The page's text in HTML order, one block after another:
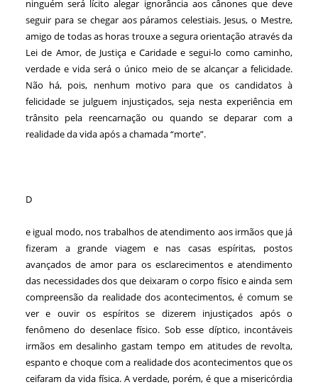
ninguém será lícito alegar ignorância aos cânones que deve
seguir para se chegar aos páramos celestiais. Jesus, o Mestre,
amigo de todas as horas trouxe a segura orientação através da
Lei de Amor, de Justiça e Caridade e segui-lo como caminho,
verdade e vida será o único meio de se alcançar a felicidade.
Não há, pois, nenhum motivo para que os candidatos à
felicidade se julguem injustiçados, seja nesta experiência em
trânsito pela reencarnação ou quando se deparar com a
realidade da vida após a chamada “morte”.
D
e igual modo, nos trabalhos de atendimento aos irmãos que já
fizeram a grande viagem e nas casas espíritas, postos
avançados de amor para os esclarecimentos e atendimento
das necessidades dos que deixaram o corpo físico e ainda sem
compreensão da realidade dos acontecimentos, é comum se
ver e ouvir os espíritos se dizerem injustiçados após o
fenômeno do desenlace físico. Sob esse díptico, incontáveis
irmãos em desalinho gastam tempo em atitudes de revolta,
espanto e choque com a realidade dos acontecimentos que os
ceifaram da vida física. A verdade, porém, é que a misericórdia